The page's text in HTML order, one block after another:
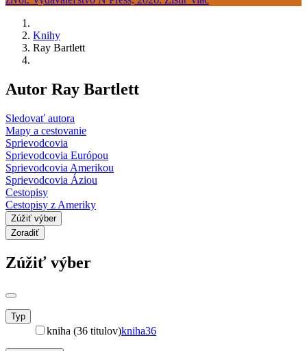
Knihy
Ray Bartlett
Autor Ray Bartlett
Sledovať autora
Mapy a cestovanie
Sprievodcovia
Sprievodcovia Európou
Sprievodcovia Amerikou
Sprievodcovia Áziou
Cestopisy
Cestopisy z Ameriky
Zúžiť výber
Zoradiť
Zúžiť výber
Typ
kniha (36 titulov)kniha36